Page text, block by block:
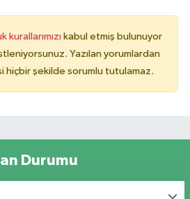
kurallarımızı kabul etmiş bulunuyor
Yazılan yorumlardan
hiçbir şekilde sorumlu tutulamaz.
Durumu